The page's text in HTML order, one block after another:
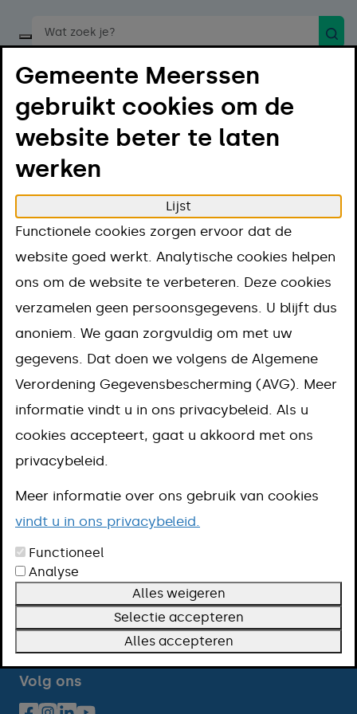
Start een spraakopdracht
Menu
Home Regelen Parkeren en verkeer Verkeer
Verkeer
Ontheffing van verkeersregels aanvragen
Reclame maken met een reclamevoertuig
Verkeersregelaar bij evenementen
Openingstijden
Over deze website
Volg ons
Gemeente Meerssen
gebruikt cookies om de
website beter te laten
werken
Lijst
Functionele cookies zorgen ervoor dat de
website goed werkt. Analytische cookies helpen
ons om de website te verbeteren. Deze cookies
verzamelen geen persoonsgegevens. U blijft dus
anoniem. We gaan zorgvuldig om met uw
gegevens. Dat doen we volgens de Algemene
Verordening Gegevensbescherming (AVG). Meer
informatie vindt u in ons privacybeleid. Als u
cookies accepteert, gaat u akkoord met ons
privacybeleid.
Meer informatie over ons gebruik van cookies
vindt u in ons privacybeleid.
Functioneel
Analyse
Alles weigeren
Selectie accepteren
Alles accepteren